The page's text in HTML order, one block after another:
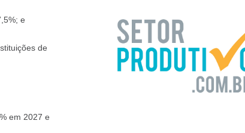
e
de
em 2027 e